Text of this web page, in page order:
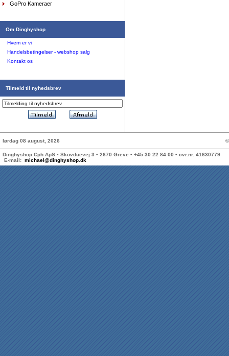
DKK418,80
Sejlersko Henri Lloyd Octogrip
DKK999,00
DKK699,30
GoPro Kameraer
Om Dinghyshop
Hvem er vi
Handelsbetingelser - webshop salg
Kontakt os
Tilmeld til nyhedsbrev
lørdag 08 august, 2026
Dinghyshop Cph ApS • Skovduevej 3 • 2670 Greve • +45 30 22 84 00 • cvr.nr. 41630779
E-mail: michael@dinghyshop.dk